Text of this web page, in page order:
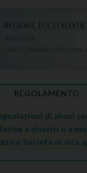
REGOLAMENTO
di abusi
a chierici o a
o Società di vita